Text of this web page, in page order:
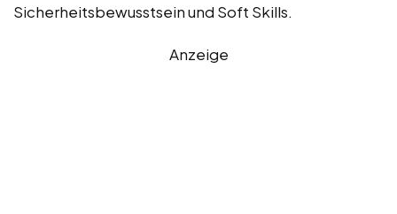
Sicherheitsbewusstsein und Soft Skills.
Anzeige